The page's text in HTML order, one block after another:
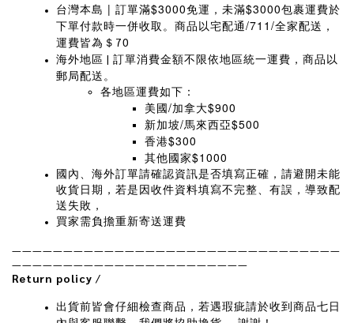
台灣本島 | 訂單滿$3000免運，未滿$3000包裹運費於
下單付款時一併收取。商品以宅配通/711/全家配送，
運費皆為＄70
海外地區 | 訂單消費金額不限依地區統一運費，商品以
郵局配送。
各地區運費如下：
美國 /加拿大$900
新加坡/馬來西亞$500
香港$300
其他國家$1000
國內、海外訂單請確認資訊是否填寫正確，請避開未能
收貨日期，若是因收件資料填寫不完整、有誤，導致配
送失敗，
買家需負擔重新寄送運費
————————————————————————————————
———————————————————————
Return policy /
出貨前皆會仔細檢查商品，若遇瑕疵請於收到商品七日